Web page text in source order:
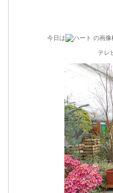
今日は
テレ